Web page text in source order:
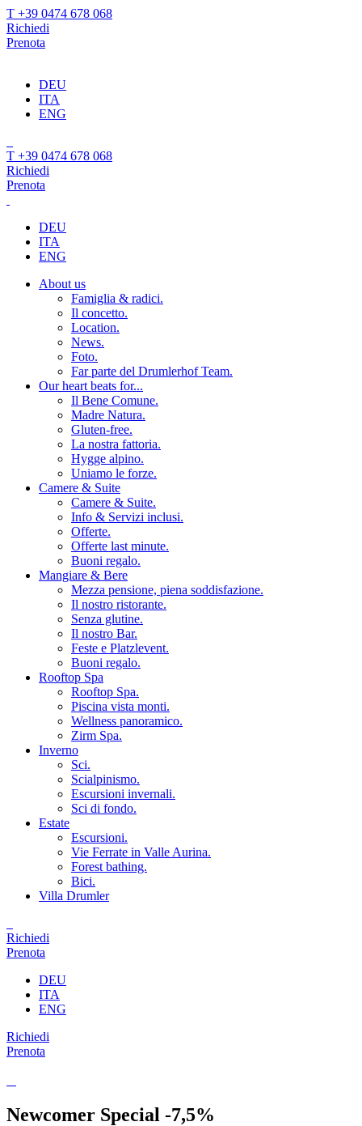
T +39 0474 678 068
Richiedi
Prenota
DEU
ITA
ENG
T +39 0474 678 068
Richiedi
Prenota
DEU
ITA
ENG
About us
Famiglia & radici.
Il concetto.
Location.
News.
Foto.
Far parte del Drumlerhof Team.
Our heart beats for...
Il Bene Comune.
Madre Natura.
Gluten-free.
La nostra fattoria.
Hygge alpino.
Uniamo le forze.
Camere & Suite
Camere & Suite.
Info & Servizi inclusi.
Offerte.
Offerte last minute.
Buoni regalo.
Mangiare & Bere
Mezza pensione, piena soddisfazione.
Il nostro ristorante.
Senza glutine.
Il nostro Bar.
Feste e Platzlevent.
Buoni regalo.
Rooftop Spa
Rooftop Spa.
Piscina vista monti.
Wellness panoramico.
Zirm Spa.
Inverno
Sci.
Scialpinismo.
Escursioni invernali.
Sci di fondo.
Estate
Escursioni.
Vie Ferrate in Valle Aurina.
Forest bathing.
Bici.
Villa Drumler
Richiedi
Prenota
DEU
ITA
ENG
Richiedi
Prenota
Newcomer Special -7,5%